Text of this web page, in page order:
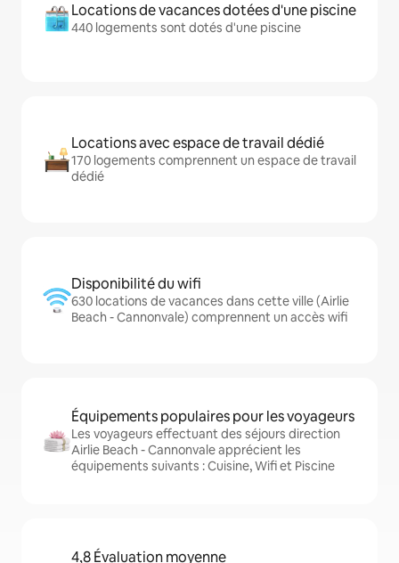
Locations de vacances dotées d'une piscine
440 logements sont dotés d'une piscine
Locations avec espace de travail dédié
170 logements comprennent un espace de travail
dédié
Disponibilité du wifi
630 locations de vacances dans cette ville (Airlie
Beach - Cannonvale) comprennent un accès wifi
Équipements populaires pour les voyageurs
Les voyageurs effectuant des séjours direction
Airlie Beach - Cannonvale apprécient les
équipements suivants : Cuisine, Wifi et Piscine
4,8 Évaluation moyenne